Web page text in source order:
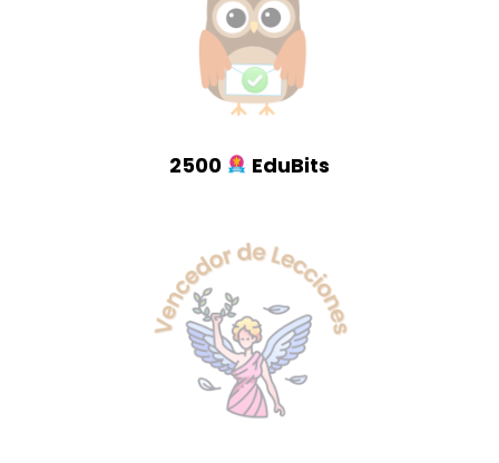
2500 EduBits